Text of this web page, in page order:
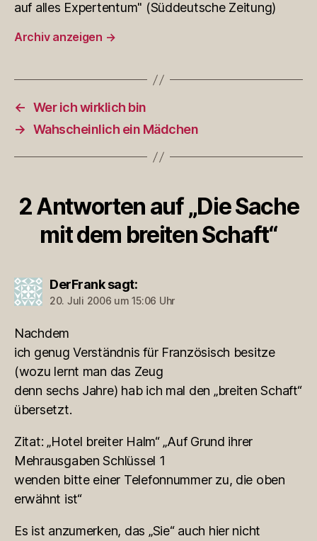
auf alles Expertentum" (Süddeutsche Zeitung)
Archiv anzeigen →
← Wer ich wirklich bin
→ Wahscheinlich ein Mädchen
2 Antworten auf „Die Sache
mit dem breiten Schaft“
DerFrank sagt:
20. Juli 2006 um 15:06 Uhr
Nachdem
ich genug Verständnis für Französisch besitze
(wozu lernt man das Zeug
denn sechs Jahre) hab ich mal den „breiten Schaft“
übersetzt.
Zitat: „Hotel breiter Halm“ „Auf Grund ihrer
Mehrausgaben Schlüssel 1
wenden bitte einer Telefonnummer zu, die oben
erwähnt ist“
Es ist anzumerken, das „Sie“ auch hier nicht